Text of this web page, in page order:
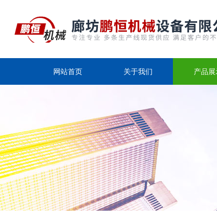
网站首页 关于我们 产品